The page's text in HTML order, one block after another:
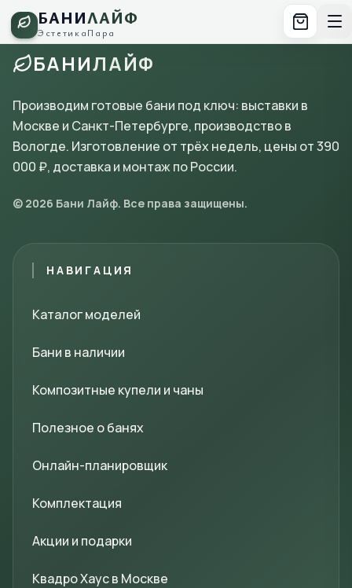
БАНИЛАЙФ
ЭстетикаПара
БАНИЛАЙФ
Производим готовые бани под ключ: выставки в
Москве и Санкт-Петербурге, производство в
Вологде. Изготовление от трёх недель, цены от 390
000 ₽, доставка и монтаж по России.
© 2026 Бани Лайф. Все права защищены.
НАВИГАЦИЯ
Каталог моделей
Бани в наличии
Композитные купели и чаны
Полезное о банях
Онлайн-планировщик
Комплектация
Акции и подарки
Квадро Хаус в Москве